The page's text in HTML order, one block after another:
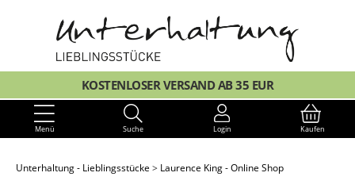
KOSTENLOSER VERSAND AB 35 EUR
Menü Suche Login Kaufen
Unterhaltung - Lieblingsstücke Laurence King - Online Shop